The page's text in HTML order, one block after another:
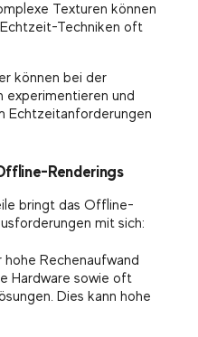
Texturen können
Techniken oft
können bei der
experimentieren und
Echtzeitanforderungen
Renderings
bringt das Offline-
mit sich:
hohe Rechenaufwand
Hardware sowie oft
Dies kann hohe